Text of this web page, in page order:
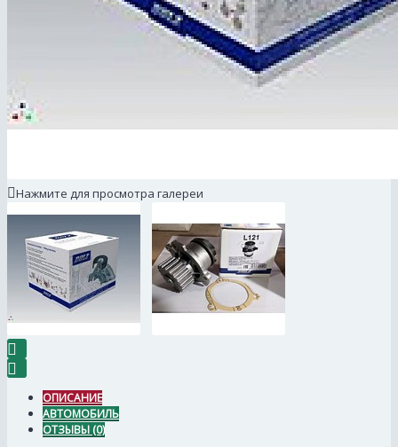
Нажмите для просмотра галереи
ОПИСАНИЕ
АВТОМОБИЛЬ
ОТЗЫВЫ (0)